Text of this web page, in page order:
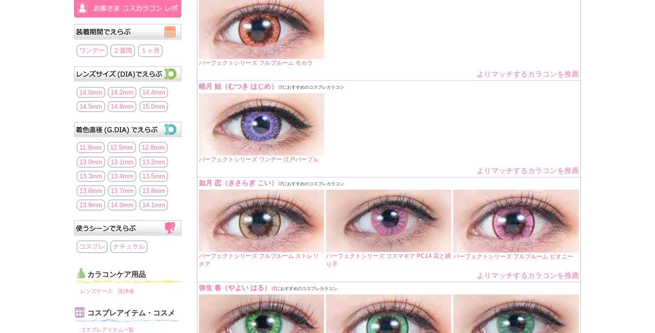
ワンデー ２週間 １ヶ月
14.0mm 14.2mm
14.4mm
14.5mm
14.8mm 15.0mm
11.9mm 12.5mm
12.8mm
13.0mm
13.1mm
13.2mm
13.3mm
13.4mm
13.5mm
13.6mm
13.7mm
13.8mm
13.9mm
14.0mm 14.1mm
コスプレ ナチュラル
カラコンケア用品
レンズケース 洗浄液
コスプレアイテム・コスメ
コスプレアイテム一覧
パーフェクトシリーズ フルブルーム モカラ
よりマッチするカラコンを推薦
睦月 始（むつき はじめ） におすすめのコスプレカラコン
パーフェクトシリーズ ワンデー 江戸パープル
よりマッチするカラコンを推薦
如月 恋（きさらぎ こい） におすすめのコスプレカラコン
パーフェクトシリーズ フルブルーム ストレリ
チア
パーフェクトシリーズ コスマギア PC14 花と踊
り子
パーフェクトシリーズ フルブルーム ピオニー
よりマッチするカラコンを推薦
弥生 春（やよい はる） におすすめのコスプレカラコン